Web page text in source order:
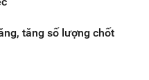
tăng số lượng chốt